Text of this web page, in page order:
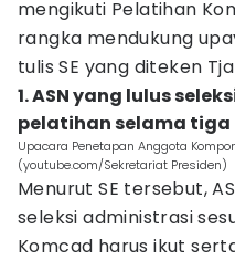
mengikuti Pelatihan
rangka mendukung
tulis SE yang diteken
1. ASN yang lulus
pelatihan selama tiga
Upacara Penetapan Anggota
(youtube.com/Sekretariat Presiden)
Menurut SE tersebut,
seleksi administrasi
Komcad harus ikut